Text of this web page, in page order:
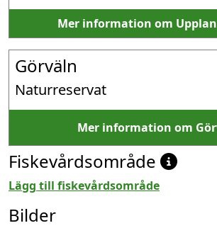
Mer information om
Görväln
Naturreservat
Mer information om
Fiskevårdsområde
Lägg till fiskevårdsområde
Bilder